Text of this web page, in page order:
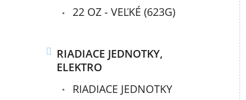
22 OZ - VEĽKÉ (623G)
RIADIACE JEDNOTKY,
ELEKTRO
RIADIACE JEDNOTKY